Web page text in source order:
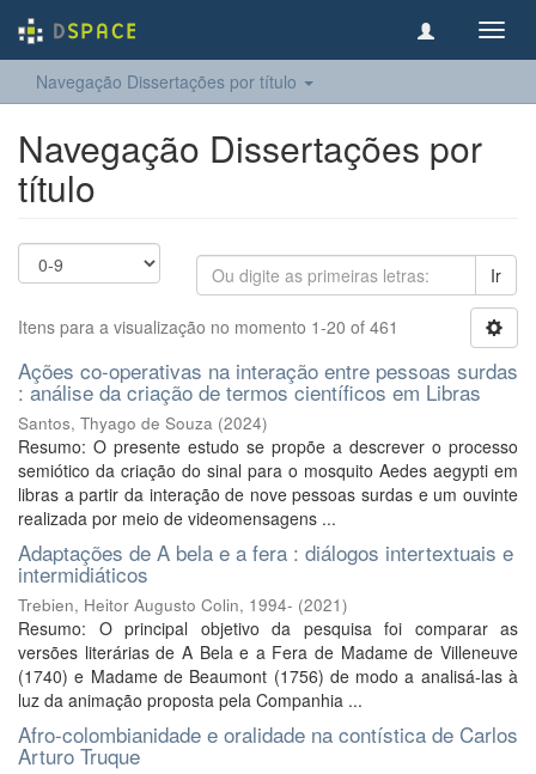
Navegação Dissertações por título
Navegação Dissertações por
título
Ir
Itens para a visualização no momento 1-20 of 461
Ações co-operativas na interação entre pessoas surdas
: análise da criação de termos científicos em Libras
Santos, Thyago de Souza (2024)
Resumo: O presente estudo se propõe a descrever o processo
semiótico da criação do sinal para o mosquito Aedes aegypti em
libras a partir da interação de nove pessoas surdas e um ouvinte
realizada por meio de videomensagens ...
Adaptações de A bela e a fera : diálogos intertextuais e
intermidiáticos
Trebien, Heitor Augusto Colin, 1994- (2021)
Resumo: O principal objetivo da pesquisa foi comparar as
versões literárias de A Bela e a Fera de Madame de Villeneuve
(1740) e Madame de Beaumont (1756) de modo a analisá-las à
luz da animação proposta pela Companhia ...
Afro-colombianidade e oralidade na contística de Carlos
Arturo Truque